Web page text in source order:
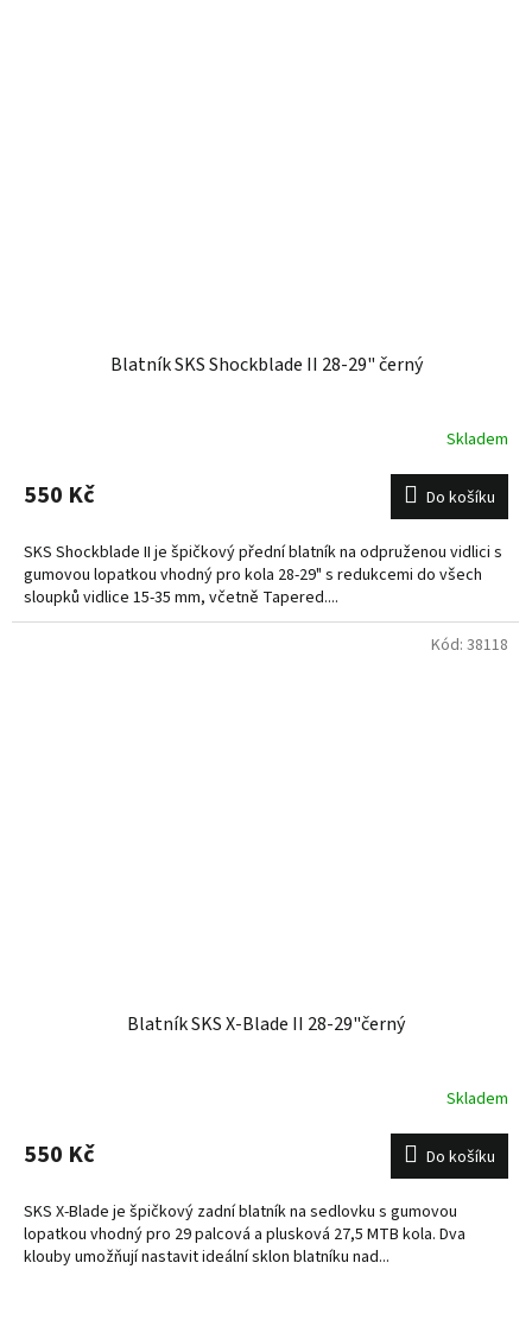
Blatník SKS Shockblade II 28-29" černý
Skladem
550 Kč Do košíku
SKS Shockblade II je špičkový přední blatník na odpruženou vidlici s
gumovou lopatkou vhodný pro kola 28-29" s redukcemi do všech
sloupků vidlice 15-35 mm, včetně Tapered....
Blatník SKS X-Blade II 28-29"černý
Skladem
550 Kč Do košíku
SKS X-Blade je špičkový zadní blatník na sedlovku s gumovou
lopatkou vhodný pro 29 palcová a plusková 27,5 MTB kola. Dva
klouby umožňují nastavit ideální sklon blatníku nad...
Kód: 38118